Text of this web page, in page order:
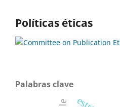
Políticas éticas
Palabras clave